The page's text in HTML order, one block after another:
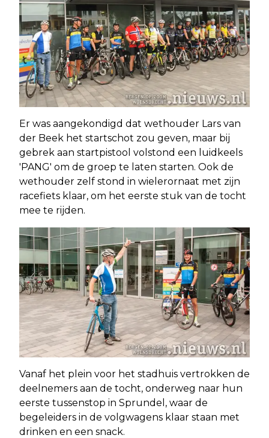
Er was aangekondigd dat wethouder Lars van
der Beek het startschot zou geven, maar bij
gebrek aan startpistool volstond een luidkeels
'PANG' om de groep te laten starten. Ook de
wethouder zelf stond in wielerornaat met zijn
racefiets klaar, om het eerste stuk van de tocht
mee te rijden.
Vanaf het plein voor het stadhuis vertrokken de
deelnemers aan de tocht, onderweg naar hun
eerste tussenstop in Sprundel, waar de
begeleiders in de volgwagens klaar staan met
drinken en een snack.